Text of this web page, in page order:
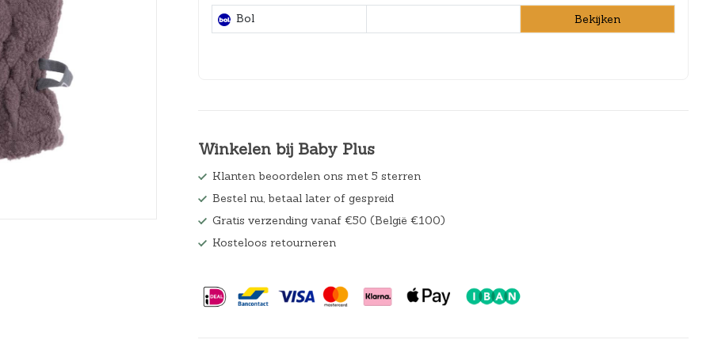
Bol Bekijken
Winkelen bij Baby Plus
Klanten beoordelen ons met 5 sterren
Bestel nu, betaal later of gespreid
Gratis verzending vanaf €50 (België €100)
Kosteloos retourneren